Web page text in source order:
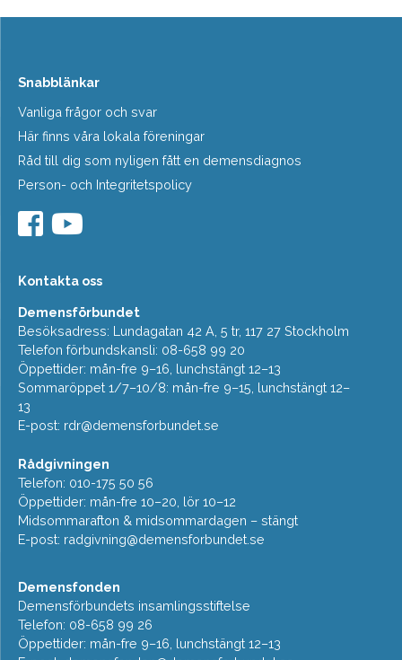
Snabblänkar
Vanliga frågor och svar
Här finns våra lokala föreningar
Råd till dig som nyligen fått en demensdiagnos
Person- och Integritetspolicy
Kontakta oss
Demensförbundet
Besöksadress: Lundagatan 42 A, 5 tr, 117 27 Stockholm
Telefon förbundskansli: 08-658 99 20
Öppettider: mån-fre 9–16, lunchstängt 12–13
Sommaröppet 1/7–10/8: mån-fre 9–15, lunchstängt 12–
13
E-post: rdr@demensforbundet.se
Rådgivningen
Telefon: 010-175 50 56
Öppettider: mån-fre 10–20, lör 10–12
Midsommarafton & midsommardagen – stängt
E-post: radgivning@demensforbundet.se
Demensfonden
Demensförbundets insamlingsstiftelse
Telefon: 08-658 99 26
Öppettider: mån-fre 9–16, lunchstängt 12–13